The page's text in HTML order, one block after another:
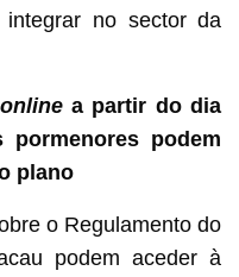
no sector da
onlinea partir do dia
podem
plano
o Regulamento do
podem aceder à